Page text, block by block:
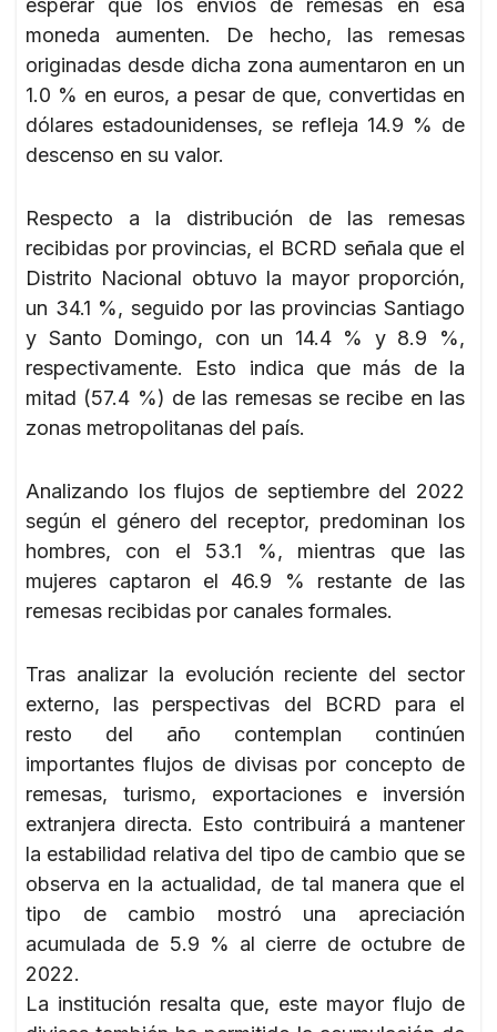
esperar que los envíos de remesas en esa
moneda aumenten. De hecho, las remesas
originadas desde dicha zona aumentaron en un
1.0 % en euros, a pesar de que, convertidas en
dólares estadounidenses, se refleja 14.9 % de
descenso en su valor.
Respecto a la distribución de las remesas
recibidas por provincias, el BCRD señala que el
Distrito Nacional obtuvo la mayor proporción,
un 34.1 %, seguido por las provincias Santiago
y Santo Domingo, con un 14.4 % y 8.9 %,
respectivamente. Esto indica que más de la
mitad (57.4 %) de las remesas se recibe en las
zonas metropolitanas del país.
Analizando los flujos de septiembre del 2022
según el género del receptor, predominan los
hombres, con el 53.1 %, mientras que las
mujeres captaron el 46.9 % restante de las
remesas recibidas por canales formales.
Tras analizar la evolución reciente del sector
externo, las perspectivas del BCRD para el
resto del año contemplan continúen
importantes flujos de divisas por concepto de
remesas, turismo, exportaciones e inversión
extranjera directa. Esto contribuirá a mantener
la estabilidad relativa del tipo de cambio que se
observa en la actualidad, de tal manera que el
tipo de cambio mostró una apreciación
acumulada de 5.9 % al cierre de octubre de
2022.
La institución resalta que, este mayor flujo de